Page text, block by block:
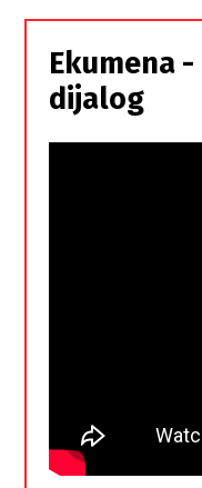
Srbi,
braća
Ekumena
dijalog